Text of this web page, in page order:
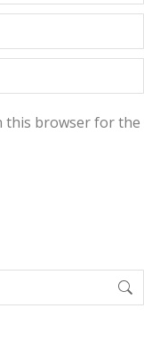
this browser for the